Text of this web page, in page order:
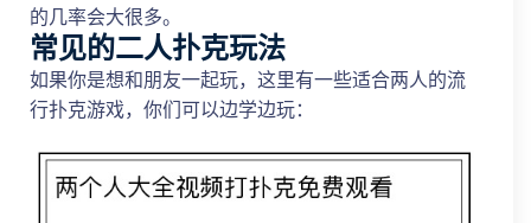
的几率会大很多。
常见的二人扑克玩法
如果你是想和朋友一起玩，这里有一些适合两人的流
行扑克游戏，你们可以边学边玩：